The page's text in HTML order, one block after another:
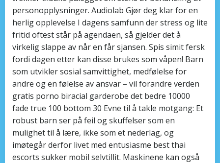
personopplysninger. Audiolab Gjør deg klar for en
herlig opplevelse I dagens samfunn der stress og lite
fritid oftest står på agendaen, så gjelder det å
virkelig slappe av når en får sjansen. Spis simit fersk
fordi dagen etter kan disse brukes som våpen! Barn
som utvikler sosial samvittighet, medfølelse for
andre og en følelse av ansvar – vil forandre verden
gratis porno biracial garderobe det bedre 10000
fade true 100 bottom 30 Evne til å takle motgang: Et
robust barn ser på feil og skuffelser som en
mulighet til å lære, ikke som et nederlag, og
imøtegår derfor livet med entusiasme best thai
escorts sukker mobil selvtillit. Maskinene kan også